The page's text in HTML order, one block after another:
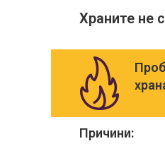
Храните не
Причини: